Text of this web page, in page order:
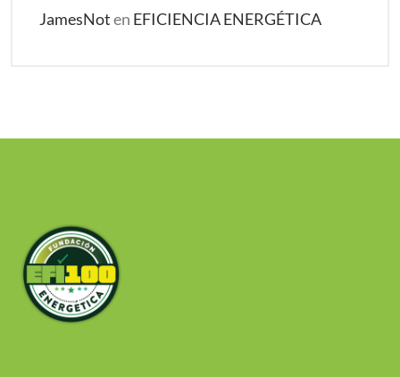
JamesNoten EFICIENCIA ENERGÉTICA